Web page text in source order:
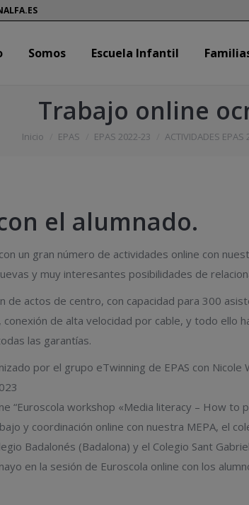
Somos Escuela Infantil
Trabajo online
Estás aquí:
Inicio EPAS EPAS 2022-23 ACTIVIDADES EPAS
el alumnado.
un gran número de actividades online con
y muy interesantes posibilidades de
de actos de centro, con capacidad para 300
de alta velocidad por cable, y todo ello
las garantías.
por el grupo eTwinning de EPAS con Nicole
“Euroscola workshop «Media literacy – How
y coordinación online con nuestra MEPA, el
Badalonés (Badalona) y el Colegio Sant
en la sesión de Euroscola online con los
Somos Escuela Infantil